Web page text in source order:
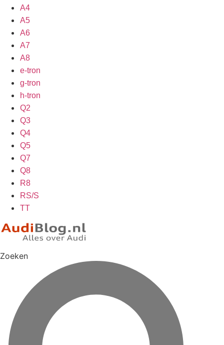
A4
A5
A6
A7
A8
e-tron
g-tron
h-tron
Q2
Q3
Q4
Q5
Q7
Q8
R8
RS/S
TT
Zoeken